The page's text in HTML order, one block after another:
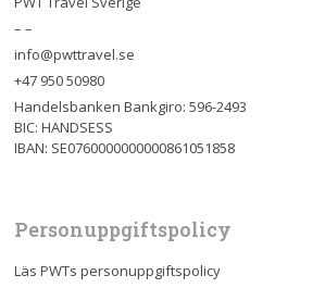
– –
info@pwttravel.se
+47 950 50980
Handelsbanken Bankgiro: 596-2493
BIC: HANDSESS
IBAN: SE0760000000000861051858
Personuppgiftspolicy
Läs PWTs personuppgiftspolicy